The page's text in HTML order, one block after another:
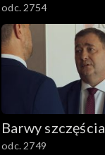
odc. 2754
Barwy szczęścia
odc. 2749